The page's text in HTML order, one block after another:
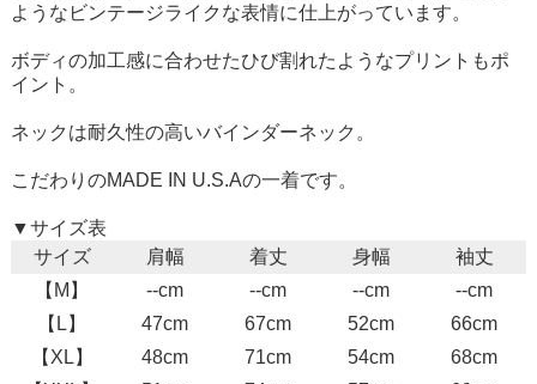
ようなビンテージライクな表情に仕上がっています。
ボディの加工感に合わせたひび割れたようなプリントもポ
イント。
ネックは耐久性の高いバインダーネック。
こだわりのMADE IN U.S.Aの一着です。
▼サイズ表
サイズ
肩幅 着丈 身幅
袖丈
【M】
--cm --cm --cm
--cm
【L】
47cm 67cm 52cm
66cm
【XL】
48cm 71cm 54cm
68cm